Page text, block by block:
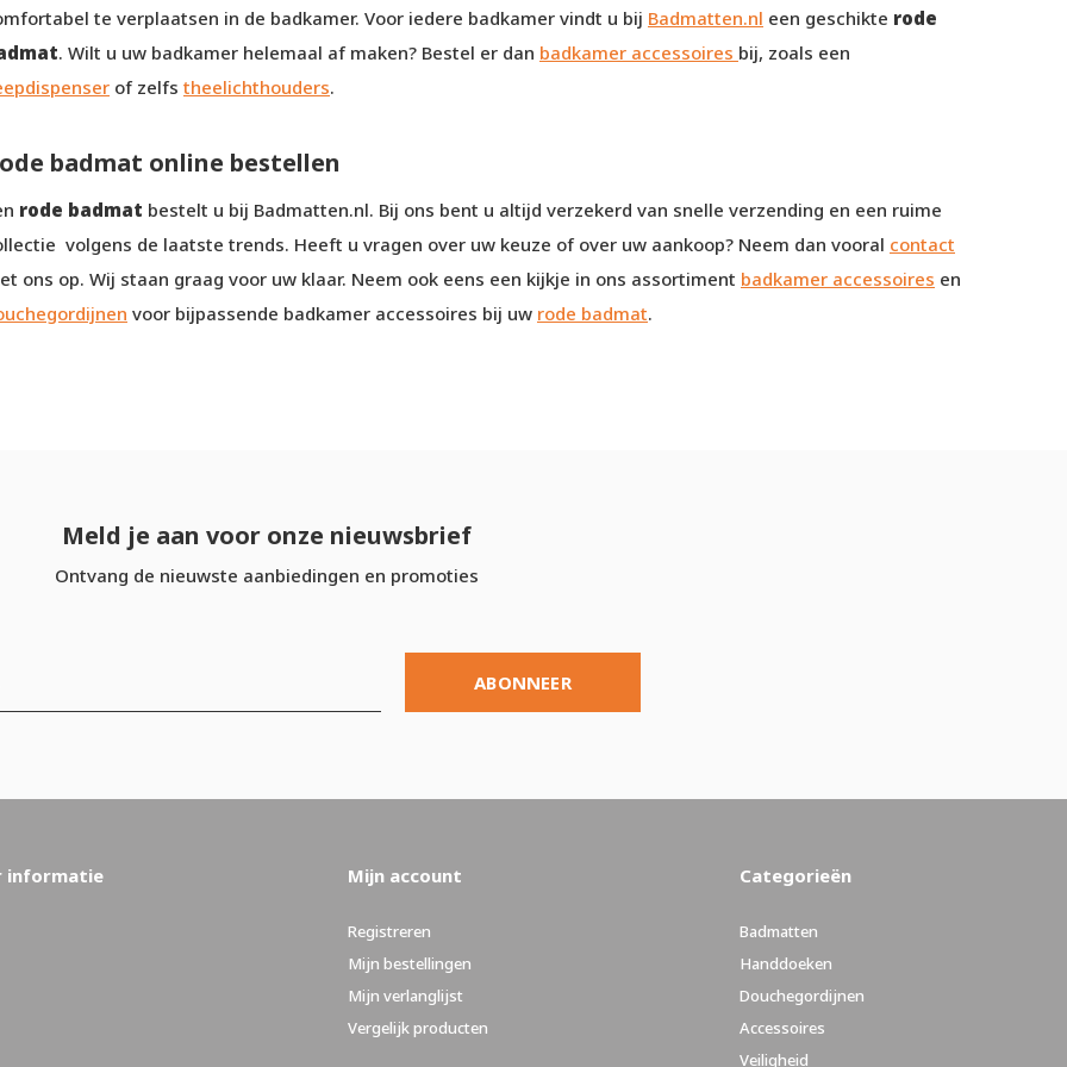
te verplaatsen in de badkamer. Voor iedere badkamer vindt u bij Badmatten.nl een geschikte rode
. Wilt u uw badkamer helemaal af maken? Bestel er dan badkamer accessoires bij, zoals een
of zelfs theelichthouders.
badmat online bestellen
rode badmat bestelt u bij Badmatten.nl. Bij ons bent u altijd verzekerd van snelle verzending en een ruime
volgens de laatste trends. Heeft u vragen over uw keuze of over uw aankoop? Neem dan vooral contact
ons op. Wij staan graag voor uw klaar. Neem ook eens een kijkje in ons assortiment badkamer accessoires en
voor bijpassende badkamer accessoires bij uw rode badmat.
Meld je aan voor onze nieuwsbrief
Ontvang de nieuwste aanbiedingen en promoties
ABONNEER
informatie Mijn account
Registreren
Mijn bestellingen
Mijn verlanglijst
Vergelijk producten
Categorieën
Badmatten
Handdoeken
Douchegordijnen
Accessoires
Veiligheid